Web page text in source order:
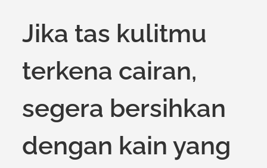
Jika tas kulitmu
terkena cairan,
segera bersihkan
dengan kain yang